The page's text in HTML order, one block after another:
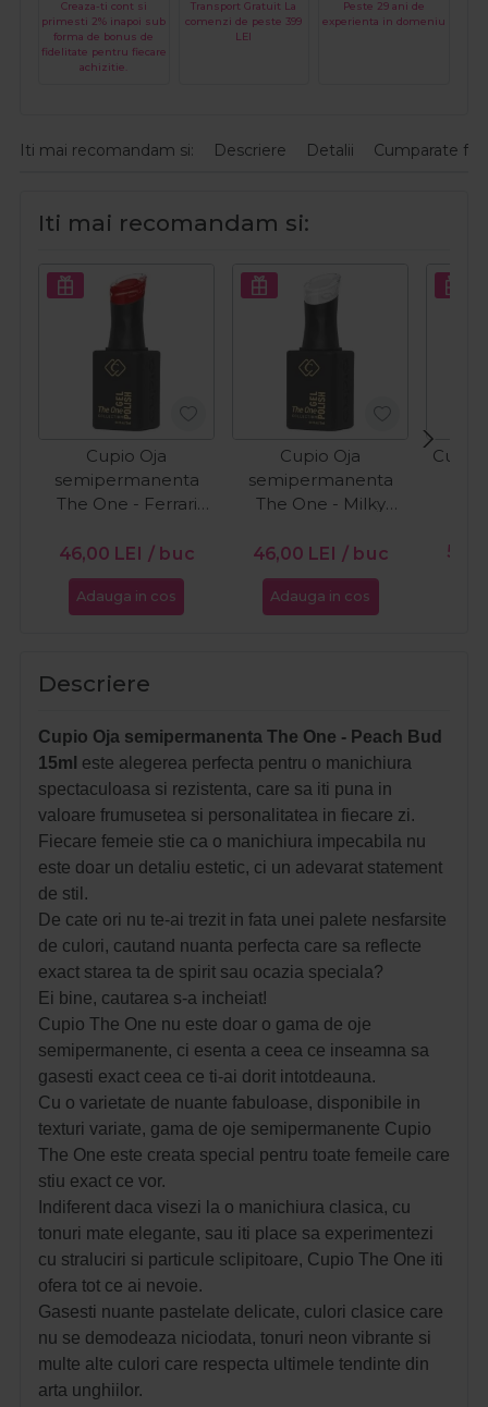
Creaza-ti cont si
primesti 2% inapoi sub
forma de bonus de
fidelitate pentru fiecare
achizitie.
Transport Gratuit La
comenzi de peste 399
LEI
Peste 29 ani de
experienta in domeniu
Iti mai recomandam si: Descriere Detalii Cumparate
Iti mai recomandam si:
Cupio Oja
semipermanenta
The One - Ferrari
46,00 LEI / buc
Adauga in cos
Cupio Oja
semipermanenta
The One - Milky
46,00 LEI / buc
Adauga in cos
Cupio
Descriere
Cupio Oja semipermanenta The One - Peach Bud
15ml este alegerea perfecta pentru o manichiura
spectaculoasa si rezistenta, care sa iti puna in
valoare frumusetea si personalitatea in fiecare zi.
Fiecare femeie stie ca o manichiura impecabila nu
este doar un detaliu estetic, ci un adevarat statement
de stil.
De cate ori nu te-ai trezit in fata unei palete nesfarsite
de culori, cautand nuanta perfecta care sa reflecte
exact starea ta de spirit sau ocazia speciala?
Ei bine, cautarea s-a incheiat!
Cupio The One nu este doar o gama de oje
semipermanente, ci esenta a ceea ce inseamna sa
gasesti exact ceea ce ti-ai dorit intotdeauna.
Cu o varietate de nuante fabuloase, disponibile in
texturi variate, gama de oje semipermanente Cupio
The One este creata special pentru toate femeile care
stiu exact ce vor.
Indiferent daca visezi la o manichiura clasica, cu
tonuri mate elegante, sau iti place sa experimentezi
cu straluciri si particule sclipitoare, Cupio The One iti
ofera tot ce ai nevoie.
Gasesti nuante pastelate delicate, culori clasice care
nu se demodeaza niciodata, tonuri neon vibrante si
multe alte culori care respecta ultimele tendinte din
arta unghiilor.